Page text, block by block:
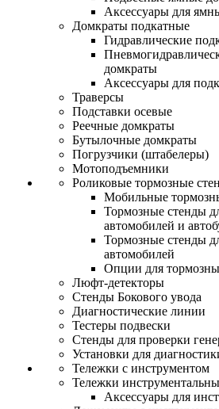
Аксессуары для
Домкраты подкатные
Гидравлические
домкраты
Аксессуары для
Траверсы
Подставки осевые
Реечные домкраты
Бутылочные домкраты
Погрузчики (штабелеры)
Мотоподъемники
Роликовые тормозные
Мобильные
Тормозные стенды
автомобилей и
Тормозные стенды
автомобилей
Опции для
Люфт-детекторы
Стенды Бокового увода
Диагностические линии
Тестеры подвески
Стенды для проверки
Установки для
Тележки с инструментом
Тележки
Аксессуары для